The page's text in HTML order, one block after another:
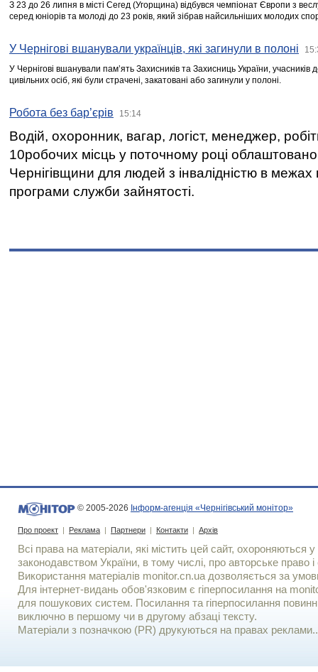
З 23 до 26 липня в місті Сегед (Угорщина) відбувся чемпіонат Європи з
серед юніорів та молоді до 23 років, який зібрав найсильніших молодих
У Чернігові вшанували українців, які загинули в полоні
У Чернігові вшанували пам’ять Захисників та Захисниць України,
цивільних осіб, які були страчені, закатовані або загинули у полоні.
Робота без бар’єрів 15:14
Водій, охоронник, вагар, логіст, менеджер,
10робочих місць у поточному році
Чернігівщини для людей з інвалідністю в межах
програми служби зайнятості.
© 2005-2026 Інформ-агенція «Чернігівський монітор»
Про проект | Реклама | Партнери | Контакти | Архів
Всі права на матеріали, які містить цей сайт, охороняються у
законодавством України, в тому числі, про авторське право і
Використання матерiалiв monitor.cn.ua дозволяється за
Для iнтернет-видань обов'язковим є гiперпосилання на
для пошукових систем. Посилання та гіперпосилання
виключно в першому чи в другому абзаці тексту.
Матеріали з позначкою (PR) друкуються на правах реклами..